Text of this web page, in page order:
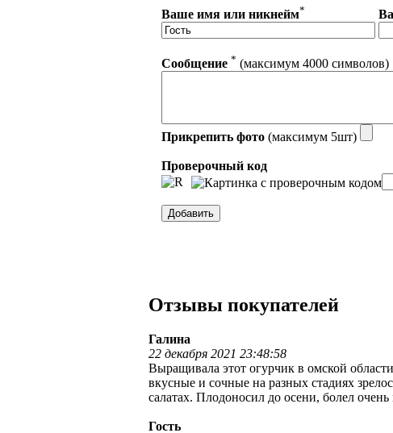
Ваше имя или никнейм*
Сообщение * (максимум 4000 символов)
Прикрепить фото (максимум 5шт)
Проверочный код
Отзывы покупателей
Галина
22 декабря 2021 23:48:58
Выращивала этот огурчик в омской
вкусные и сочные на разных стадиях
салатах. Плодоносил до осени, болел
Гость